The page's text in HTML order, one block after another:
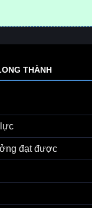
THÀNH
đạt được